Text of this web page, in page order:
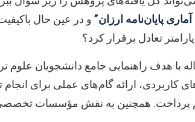
پایان‌نامه ارزان” و در عین حال
تعادل برقرار کرد؟
با هدف راهنمایی جامع دانشجویان علوم
کاربردی، ارائه گام‌های عملی برای
پرداخت. همچنین به نقش مؤسسات